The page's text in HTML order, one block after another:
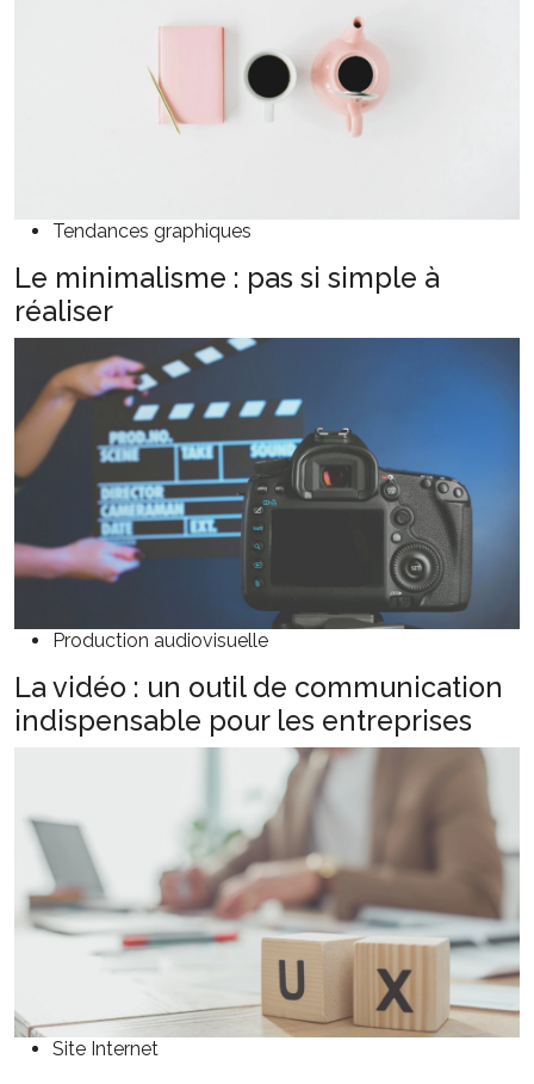
Tendances graphiques
Le minimalisme : pas si simple à
réaliser
Production audiovisuelle
La vidéo : un outil de communication
indispensable pour les entreprises
Site Internet